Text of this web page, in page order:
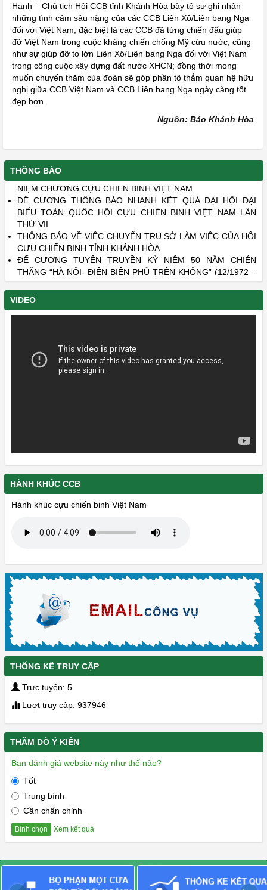
Hạnh – Chủ tịch Hội CCB tỉnh Khánh Hòa bày tỏ sự ghi nhận
những tình cảm sâu nặng của các CCB Liên Xô/Liên bang Nga
đối với Việt Nam, đặc biệt là các CCB đã từng chiến đấu giúp
đỡ Việt Nam trong cuộc kháng chiến chống Mỹ cứu nước, cũng
như sự giúp đỡ to lớn Liên Xô/Liên bang Nga đối với Việt Nam
trong công cuộc xây dựng đất nước XHCN; đồng thời mong
muốn chuyến thăm của đoàn sẽ góp phần tô thắm quan hệ hữu
nghị giữa CCB Việt Nam và CCB Liên bang Nga ngày càng tốt
đẹp hơn.
Nguồn: Báo Khánh Hòa
THÔNG BÁO
MỘT SỐ NỘI DUNG CHÍNH TRONG XÉT, TRAO TẶNG KỶ
NIỆM CHƯƠNG CỰU CHIẾN BINH VIỆT NAM.
ĐỀ CƯƠNG THÔNG BÁO NHANH KẾT QUẢ ĐẠI HỘI ĐẠI
BIỂU TOÀN QUỐC HỘI CỰU CHIẾN BINH VIỆT NAM LẦN
THỨ VII
THÔNG BÁO VỀ VIỆC CHUYỂN TRỤ SỞ LÀM VIỆC CỦA HỘI
CỰU CHIẾN BINH TỈNH KHÁNH HÒA
ĐẾ CƯƠNG TUYÊN TRUYỀN KỶ NIỆM 50 NĂM CHIÉN
THẮNG “HÀ NỘI- ĐIỆN BIÊN PHỦ TRÊN KHÔNG” (12/1972 –
12/2022)
DANH SÁCH LIỆT SĨ CÒN THIẾU THÔNG TIN - PHẦN 22 VÀ
PHẦN 23
VIDEO
HÀNH KHÚC CCB
Hành khúc cựu chiến binh Việt Nam
THỐNG KÊ TRUY CẬP
Trực tuyến: 5
Lượt truy cập: 937946
THĂM DÒ Ý KIẾN
Bạn đánh giá website này như thế nào?
Tốt
Trung bình
Cần chấn chỉnh
Bình chọn Xem kết quả